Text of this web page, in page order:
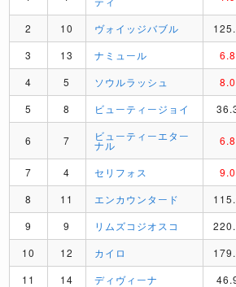
2 10 ヴォイッジバブル
3
13 ナミュール 6.8
4
5 ソウルラッシュ 8.0
5
8 ビューティージョイ
6 7 ビューティーエター
ナル 6.8
7 4 セリフォス 9.0
8
11 エンカウンタード
9
9 リムズコジオスコ
10
12 カイロ
11
14 ディヴィーナ